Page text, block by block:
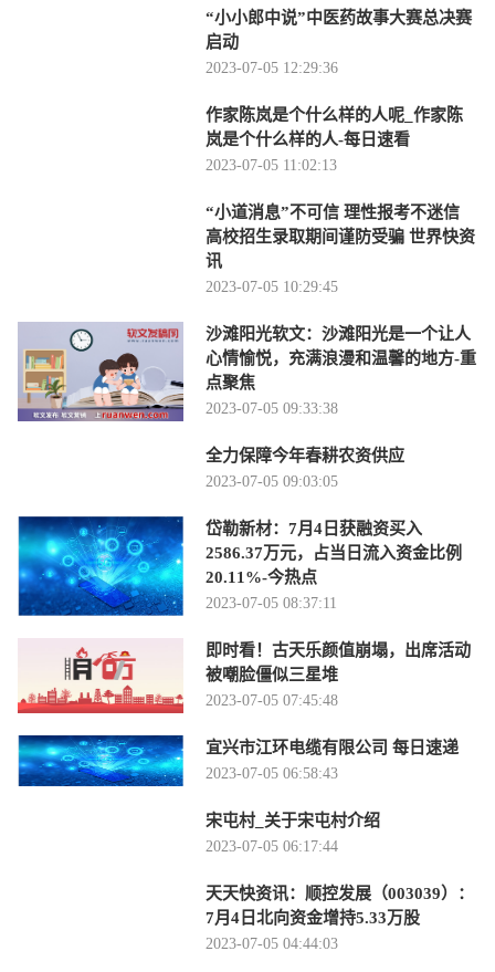
“小小郎中说”中医药故事大赛总决赛
启动
2023-07-05 12:29:36
作家陈岚是个什么样的人呢_作家陈
岚是个什么样的人-每日速看
2023-07-05 11:02:13
“小道消息”不可信 理性报考不迷信
高校招生录取期间谨防受骗 世界快资
讯
2023-07-05 10:29:45
沙滩阳光软文：沙滩阳光是一个让人
心情愉悦，充满浪漫和温馨的地方-重
点聚焦
2023-07-05 09:33:38
全力保障今年春耕农资供应
2023-07-05 09:03:05
岱勒新材：7月4日获融资买入
2586.37万元，占当日流入资金比例
20.11%-今热点
2023-07-05 08:37:11
即时看！古天乐颜值崩塌，出席活动
被嘲脸僵似三星堆
2023-07-05 07:45:48
宜兴市江环电缆有限公司 每日速递
2023-07-05 06:58:43
宋屯村_关于宋屯村介绍
2023-07-05 06:17:44
天天快资讯：顺控发展（003039）：
7月4日北向资金增持5.33万股
2023-07-05 04:44:03